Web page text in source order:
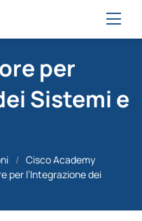
per
Sistemi e
/ Cisco Academy
per l’Integrazione dei